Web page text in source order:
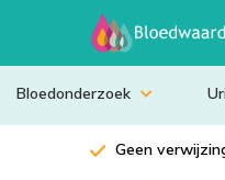
Bloedonderzoek
Geen